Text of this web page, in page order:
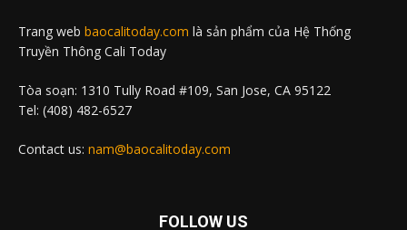
Trang web baocalitoday.com là sản phẩm của Hệ Thống
Truyền Thông Cali Today
Tòa soạn: 1310 Tully Road #109, San Jose, CA 95122
Tel: (408) 482-6527
Contact us: nam@baocalitoday.com
FOLLOW US